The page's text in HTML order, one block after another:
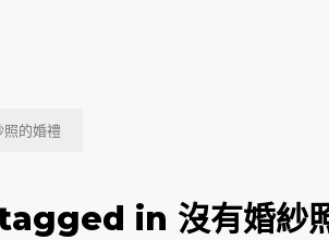
照的婚禮
in 沒有婚紗